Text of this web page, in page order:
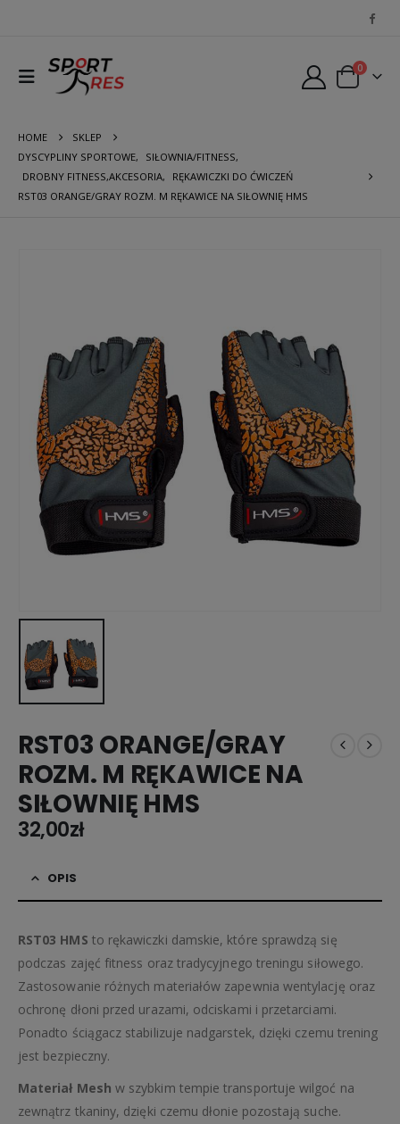
0
HOME
SKLEP
DYSCYPLINY SPORTOWE, SIŁOWNIA/FITNESS,
DROBNY FITNESS,AKCESORIA,
RĘKAWICZKI DO ĆWICZEŃ
RST03 ORANGE/GRAY ROZM. M RĘKAWICE NA SIŁOWNIĘ HMS
RST03 ORANGE/GRAY
ROZM. M RĘKAWICE NA
SIŁOWNIĘ HMS
32,00zł
OPIS
RST03 HMS to rękawiczki damskie, które sprawdzą się
podczas zajęć fitness oraz tradycyjnego treningu siłowego.
Zastosowanie różnych materiałów zapewnia wentylację oraz
ochronę dłoni przed urazami, odciskami i przetarciami.
Ponadto ściągacz stabilizuje nadgarstek, dzięki czemu trening
jest bezpieczny.
Materiał Mesh w szybkim tempie transportuje wilgoć na
zewnątrz tkaniny, dzięki czemu dłonie pozostają suche.